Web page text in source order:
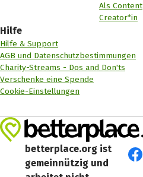
Als Content
Creator*in
Hilfe
Hilfe & Support
AGB und Datenschutzbestimmungen
Charity-Streams - Dos and Don'ts
Verschenke eine Spende
Cookie-Einstellungen
betterplace.org ist
gemeinnützig und